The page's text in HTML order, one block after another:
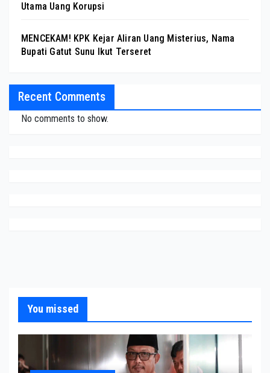
Utama Uang Korupsi
MENCEKAM! KPK Kejar Aliran Uang Misterius, Nama
Bupati Gatut Sunu Ikut Terseret
Recent Comments
No comments to show.
You missed